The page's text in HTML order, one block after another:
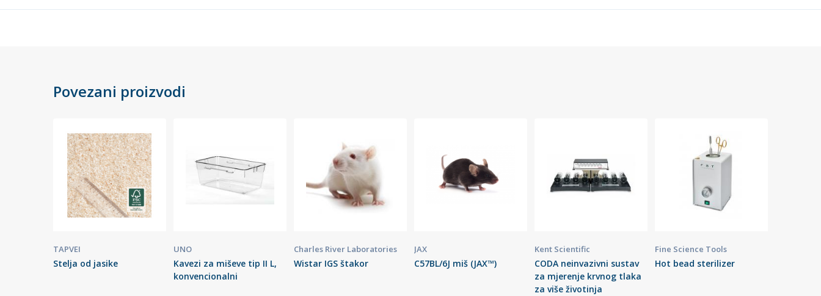
Povezani proizvodi
TAPVEI
Stelja od jasike
UNO
Kavezi za miševe tip II L,
konvencionalni
Charles River Laboratories
Wistar IGS štakor
JAX
C57BL/6J miš (JAX™)
Kent Scientific
CODA neinvazivni sustav
za mjerenje krvnog tlaka
za više životinja
Fine Science Tools
Hot bead sterilizer